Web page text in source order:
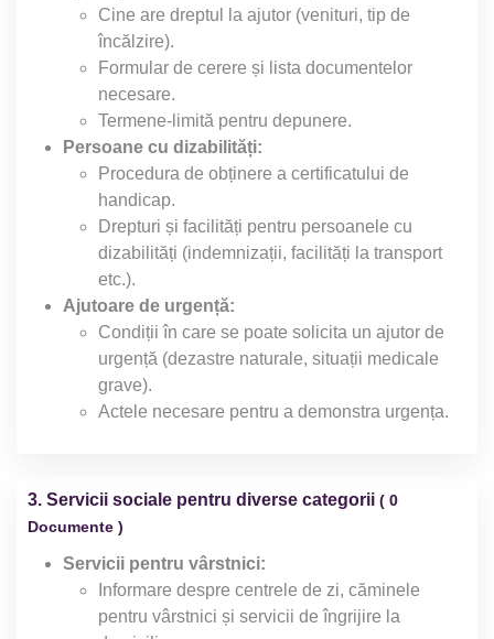
Cine are dreptul la ajutor (venituri, tip de
încălzire).
Formular de cerere și lista documentelor
necesare.
Termene-limită pentru depunere.
Persoane cu dizabilități:
Procedura de obținere a certificatului de
handicap.
Drepturi și facilități pentru persoanele cu
dizabilități (indemnizații, facilități la transport
etc.).
Ajutoare de urgență:
Condiții în care se poate solicita un ajutor de
urgență (dezastre naturale, situații medicale
grave).
Actele necesare pentru a demonstra urgența.
3. Servicii sociale pentru diverse categorii ( 0
Documente )
Servicii pentru vârstnici:
Informare despre centrele de zi, căminele
pentru vârstnici și servicii de îngrijire la